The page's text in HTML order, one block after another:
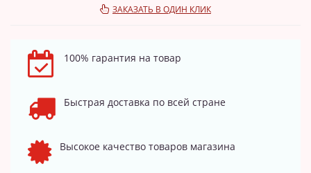
ЗАКАЗАТЬ В ОДИН КЛИК
100% гарантия на товар
Быстрая доставка по всей стране
Высокое качество товаров магазина